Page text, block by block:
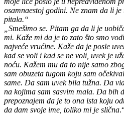
osamnaestoj godini. Ne znam da li
pitala.“
„Smešimo se. Pitam ga da li je
mi. Kaže mi da je to zato što smo
najveće vrućine. Kaže da je posle
kad se voli i kad se ne voli, uvek je
noću. Kažem mu da to nije samo
sam obuzeta tugom koju sam
same. Da sam uvek bila tužna. Da
na kojima sam sasvim mala. Da bih
prepoznajem da je to ona ista koju
da dam svoje ime, toliko mi je slična